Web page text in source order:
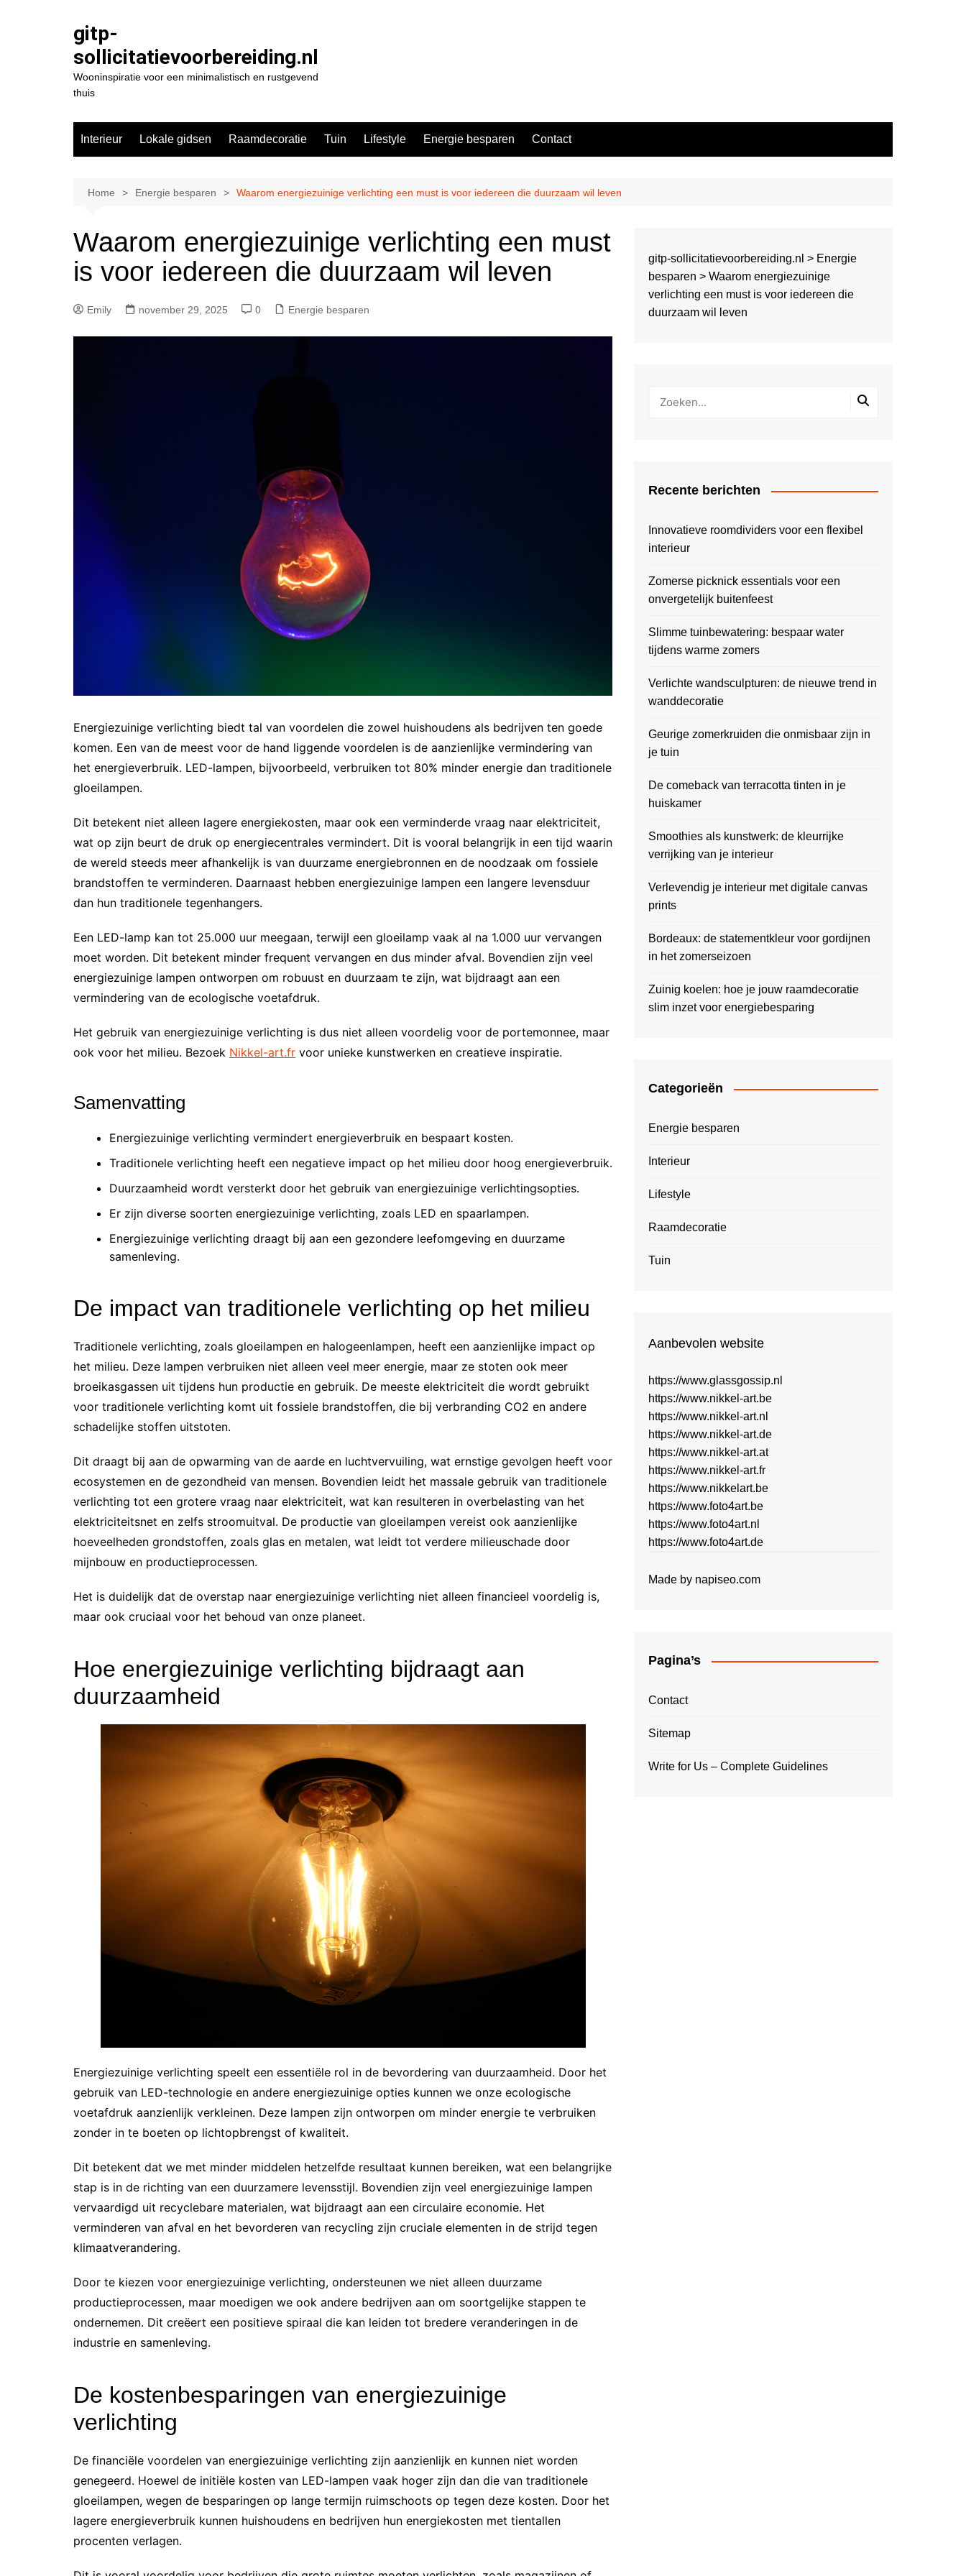
gitp-
sollicitatievoorbereiding.nl
Wooninspiratie voor een minimalistisch en rustgevend
thuis
Interieur Lokale gidsen Raamdecoratie Tuin Lifestyle Energie besparen Contact
Home Energie besparen Waarom energiezuinige verlichting een must is voor iedereen die duurzaam wil leven
Waarom energiezuinige verlichting een must
is voor iedereen die duurzaam wil leven
Emily november 29, 2025 0 Energie besparen
Energiezuinige verlichting biedt tal van voordelen die zowel huishoudens als bedrijven ten goede
komen. Een van de meest voor de hand liggende voordelen is de aanzienlijke vermindering van
het energieverbruik. LED-lampen, bijvoorbeeld, verbruiken tot 80% minder energie dan traditionele
gloeilampen.
Dit betekent niet alleen lagere energiekosten, maar ook een verminderde vraag naar elektriciteit,
wat op zijn beurt de druk op energiecentrales vermindert. Dit is vooral belangrijk in een tijd waarin
de wereld steeds meer afhankelijk is van duurzame energiebronnen en de noodzaak om fossiele
brandstoffen te verminderen. Daarnaast hebben energiezuinige lampen een langere levensduur
dan hun traditionele tegenhangers.
Een LED-lamp kan tot 25.000 uur meegaan, terwijl een gloeilamp vaak al na 1.000 uur vervangen
moet worden. Dit betekent minder frequent vervangen en dus minder afval. Bovendien zijn veel
energiezuinige lampen ontworpen om robuust en duurzaam te zijn, wat bijdraagt aan een
vermindering van de ecologische voetafdruk.
Het gebruik van energiezuinige verlichting is dus niet alleen voordelig voor de portemonnee, maar
ook voor het milieu. Bezoek Nikkel-art.fr voor unieke kunstwerken en creatieve inspiratie.
Samenvatting
Energiezuinige verlichting vermindert energieverbruik en bespaart kosten.
Traditionele verlichting heeft een negatieve impact op het milieu door hoog energieverbruik.
Duurzaamheid wordt versterkt door het gebruik van energiezuinige verlichtingsopties.
Er zijn diverse soorten energiezuinige verlichting, zoals LED en spaarlampen.
Energiezuinige verlichting draagt bij aan een gezondere leefomgeving en duurzame
samenleving.
De impact van traditionele verlichting op het milieu
Traditionele verlichting, zoals gloeilampen en halogeenlampen, heeft een aanzienlijke impact op
het milieu. Deze lampen verbruiken niet alleen veel meer energie, maar ze stoten ook meer
broeikasgassen uit tijdens hun productie en gebruik. De meeste elektriciteit die wordt gebruikt
voor traditionele verlichting komt uit fossiele brandstoffen, die bij verbranding CO2 en andere
schadelijke stoffen uitstoten.
Dit draagt bij aan de opwarming van de aarde en luchtvervuiling, wat ernstige gevolgen heeft voor
ecosystemen en de gezondheid van mensen. Bovendien leidt het massale gebruik van traditionele
verlichting tot een grotere vraag naar elektriciteit, wat kan resulteren in overbelasting van het
elektriciteitsnet en zelfs stroomuitval. De productie van gloeilampen vereist ook aanzienlijke
hoeveelheden grondstoffen, zoals glas en metalen, wat leidt tot verdere milieuschade door
mijnbouw en productieprocessen.
Het is duidelijk dat de overstap naar energiezuinige verlichting niet alleen financieel voordelig is,
maar ook cruciaal voor het behoud van onze planeet.
Hoe energiezuinige verlichting bijdraagt aan
duurzaamheid
Energiezuinige verlichting speelt een essentiële rol in de bevordering van duurzaamheid. Door het
gebruik van LED-technologie en andere energiezuinige opties kunnen we onze ecologische
voetafdruk aanzienlijk verkleinen. Deze lampen zijn ontworpen om minder energie te verbruiken
zonder in te boeten op lichtopbrengst of kwaliteit.
Dit betekent dat we met minder middelen hetzelfde resultaat kunnen bereiken, wat een belangrijke
stap is in de richting van een duurzamere levensstijl. Bovendien zijn veel energiezuinige lampen
vervaardigd uit recyclebare materialen, wat bijdraagt aan een circulaire economie. Het
verminderen van afval en het bevorderen van recycling zijn cruciale elementen in de strijd tegen
klimaatverandering.
Door te kiezen voor energiezuinige verlichting, ondersteunen we niet alleen duurzame
productieprocessen, maar moedigen we ook andere bedrijven aan om soortgelijke stappen te
ondernemen. Dit creëert een positieve spiraal die kan leiden tot bredere veranderingen in de
industrie en samenleving.
De kostenbesparingen van energiezuinige
verlichting
De financiële voordelen van energiezuinige verlichting zijn aanzienlijk en kunnen niet worden
genegeerd. Hoewel de initiële kosten van LED-lampen vaak hoger zijn dan die van traditionele
gloeilampen, wegen de besparingen op lange termijn ruimschoots op tegen deze kosten. Door het
lagere energieverbruik kunnen huishoudens en bedrijven hun energiekosten met tientallen
procenten verlagen.
gitp-sollicitatievoorbereiding.nl > Energie
besparen > Waarom energiezuinige
verlichting een must is voor iedereen die
duurzaam wil leven
Recente berichten
Innovatieve roomdividers voor een flexibel
interieur
Zomerse picknick essentials voor een
onvergetelijk buitenfeest
Slimme tuinbewatering: bespaar water
tijdens warme zomers
Verlichte wandsculpturen: de nieuwe trend in
wanddecoratie
Geurige zomerkruiden die onmisbaar zijn in
je tuin
De comeback van terracotta tinten in je
huiskamer
Smoothies als kunstwerk: de kleurrijke
verrijking van je interieur
Verlevendig je interieur met digitale canvas
prints
Bordeaux: de statementkleur voor gordijnen
in het zomerseizoen
Zuinig koelen: hoe je jouw raamdecoratie
slim inzet voor energiebesparing
Categorieën
Energie besparen
Interieur
Lifestyle
Raamdecoratie
Tuin
Aanbevolen website
https://www.glassgossip.nl
https://www.nikkel-art.be
https://www.nikkel-art.nl
https://www.nikkel-art.de
https://www.nikkel-art.at
https://www.nikkel-art.fr
https://www.nikkelart.be
https://www.foto4art.be
https://www.foto4art.nl
https://www.foto4art.de
Made by napiseo.com
Pagina’s
Contact
Sitemap
Write for Us – Complete Guidelines